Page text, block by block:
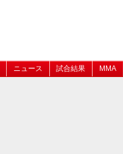
ニュース 試合結果 MMA